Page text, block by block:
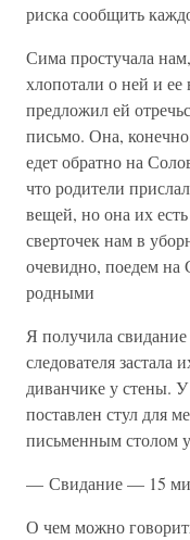
риска сообщить
Сима простучала
хлопотали о ней и ее
предложил ей
письмо. Она,
едет обратно на
что родители
вещей, но она их
сверточек нам в
очевидно, поедем на
родными
Я получила
следователя
диванчике у стены.
поставлен стул для
письменным столом у
— Свидание — 15
О чем можно